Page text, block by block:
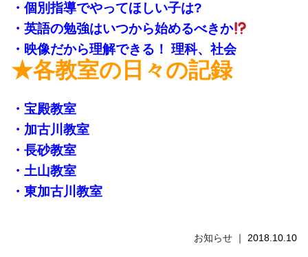
・個別指導でやってほしい子は?
・英語の勉強はいつから始めるべきか
・映像だから理解できる！ 理科、社会
★各教室の日々の記録
・宝殿教室
・加古川教室
・長砂教室
・土山教室
・東加古川教室
お知らせ 2018.10.10